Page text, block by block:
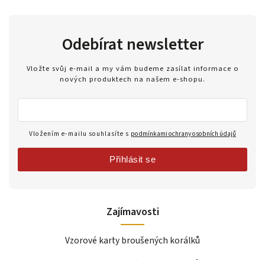
Zajímavosti
Vzorové karty broušených korálků
Odebírat newsletter
Vložte svůj e-mail a my vám budeme zasílat informace o
nových produktech na našem e-shopu.
Vložením e-mailu souhlasíte s podmínkami ochrany osobních údajů
Přihlásit se